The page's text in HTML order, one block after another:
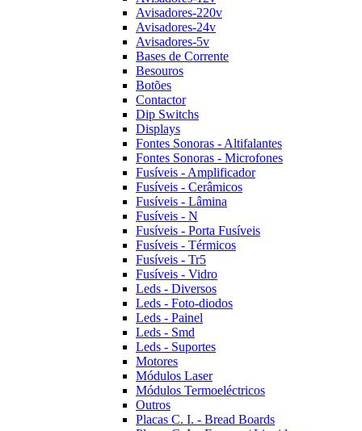
Avisadores-220v
Avisadores-24v
Avisadores-5v
Bases de Corrente
Besouros
Botões
Contactor
Dip Switchs
Displays
Fontes Sonoras - Altifalantes
Fontes Sonoras - Microfones
Fusíveis - Amplificador
Fusíveis - Cerâmicos
Fusíveis - Lâmina
Fusíveis - N
Fusíveis - Porta Fusíveis
Fusíveis - Térmicos
Fusíveis - Tr5
Fusíveis - Vidro
Leds - Diversos
Leds - Foto-diodos
Leds - Painel
Leds - Smd
Leds - Suportes
Motores
Módulos Laser
Módulos Termoeléctricos
Outros
Placas C. I. - Bread Boards